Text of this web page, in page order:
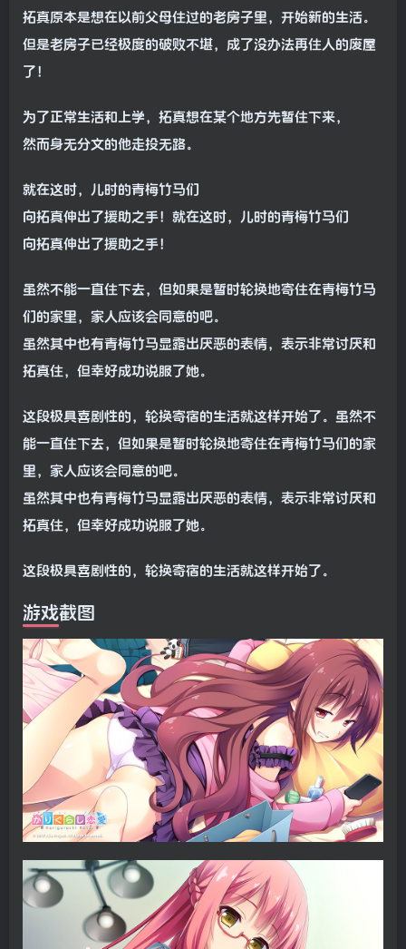
拓真原本是想在以前父母住过的老房子里，开始新的生活。
但是老房子已经极度的破败不堪，成了没办法再住人的废屋
了！
为了正常生活和上学，拓真想在某个地方先暂住下来，
然而身无分文的他走投无路。
就在这时，儿时的青梅竹马们
向拓真伸出了援助之手！就在这时，儿时的青梅竹马们
向拓真伸出了援助之手！
虽然不能一直住下去，但如果是暂时轮换地寄住在青梅竹马
们的家里，家人应该会同意的吧。
虽然其中也有青梅竹马显露出厌恶的表情，表示非常讨厌和
拓真住，但幸好成功说服了她。
这段极具喜剧性的，轮换寄宿的生活就这样开始了。虽然不
能一直住下去，但如果是暂时轮换地寄住在青梅竹马们的家
里，家人应该会同意的吧。
虽然其中也有青梅竹马显露出厌恶的表情，表示非常讨厌和
拓真住，但幸好成功说服了她。
这段极具喜剧性的，轮换寄宿的生活就这样开始了。
游戏截图